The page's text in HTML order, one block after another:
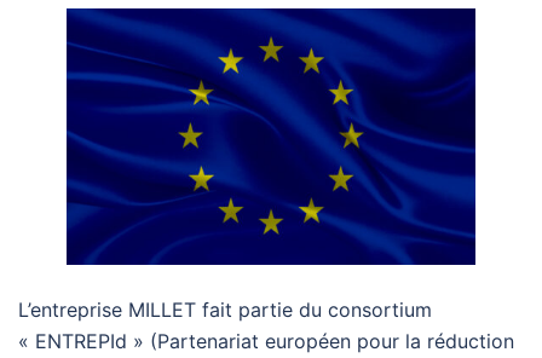
L’entreprise MILLET fait partie du consortium
« ENTREPId » (Partenariat européen pour la réduction